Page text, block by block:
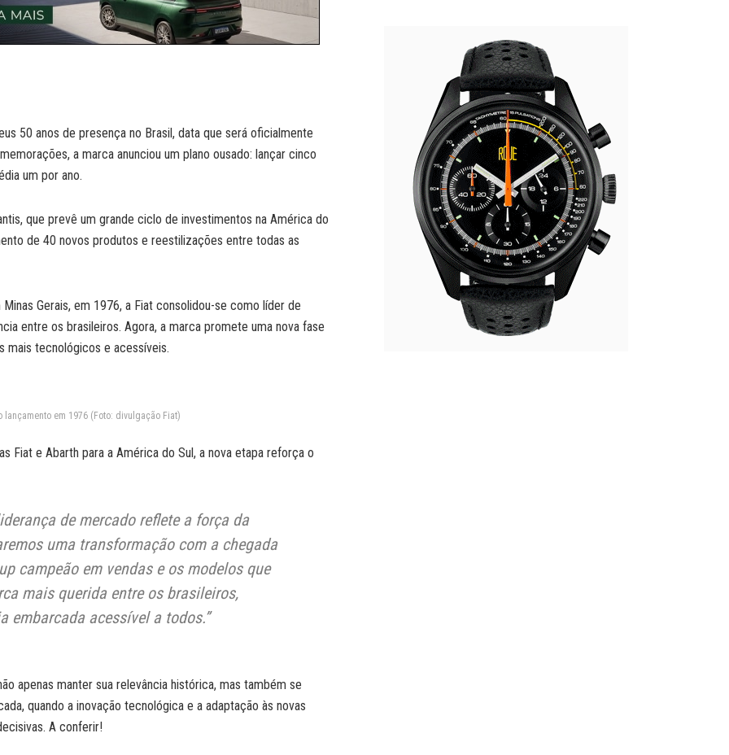
50 anos de presença no Brasil, data que será oficialmente
a marca anunciou um plano ousado: lançar cinco
um por ano.
que prevê um grande ciclo de investimentos na América do
de 40 novos produtos e reestilizações entre todas as
Gerais, em 1976, a Fiat consolidou-se como líder de
entre os brasileiros. Agora, a marca promete uma nova fase
mais tecnológicos e acessíveis.
lançamento em 1976 (Foto: divulgação Fiat)
Fiat e Abarth para a América do Sul, a nova etapa reforça o
de mercado reflete a força da
uma transformação com a chegada
campeão em vendas e os modelos que
mais querida entre os brasileiros,
embarcada acessível a todos.”
apenas manter sua relevância histórica, mas também se
quando a inovação tecnológica e a adaptação às novas
A conferir!